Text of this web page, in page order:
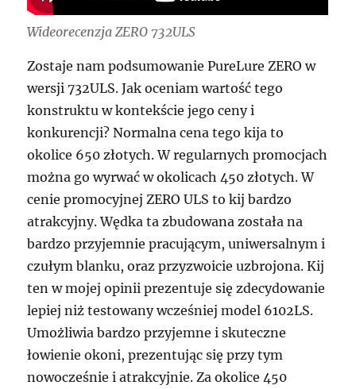
Wideorecenzja ZERO 732ULS
Zostaje nam podsumowanie PureLure ZERO w
wersji 732ULS. Jak oceniam wartość tego
konstruktu w kontekście jego ceny i
konkurencji? Normalna cena tego kija to
okolice 650 złotych. W regularnych promocjach
można go wyrwać w okolicach 450 złotych. W
cenie promocyjnej ZERO ULS to kij bardzo
atrakcyjny. Wędka ta zbudowana została na
bardzo przyjemnie pracującym, uniwersalnym i
czułym blanku, oraz przyzwoicie uzbrojona. Kij
ten w mojej opinii prezentuje się zdecydowanie
lepiej niż testowany wcześniej model 6102LS.
Umożliwia bardzo przyjemne i skuteczne
łowienie okoni, prezentując się przy tym
nowocześnie i atrakcyjnie. Za okolice 450